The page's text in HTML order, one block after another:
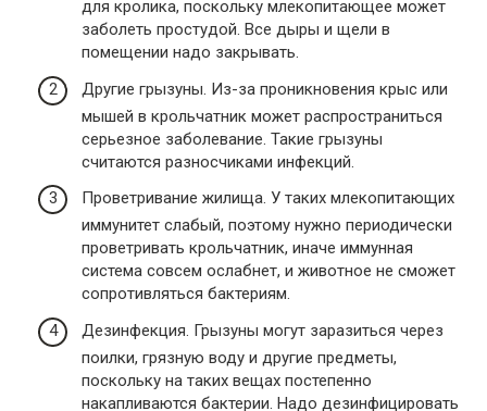
для кролика, поскольку млекопитающее может
заболеть простудой. Все дыры и щели в
помещении надо закрывать.
Другие грызуны. Из-за проникновения крыс или
мышей в крольчатник может распространиться
серьезное заболевание. Такие грызуны
считаются разносчиками инфекций.
Проветривание жилища. У таких млекопитающих
иммунитет слабый, поэтому нужно периодически
проветривать крольчатник, иначе иммунная
система совсем ослабнет, и животное не сможет
сопротивляться бактериям.
Дезинфекция. Грызуны могут заразиться через
поилки, грязную воду и другие предметы,
поскольку на таких вещах постепенно
накапливаются бактерии. Надо дезинфицировать